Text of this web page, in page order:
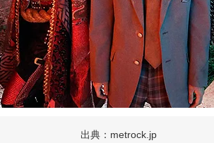
出典：metrock.jp